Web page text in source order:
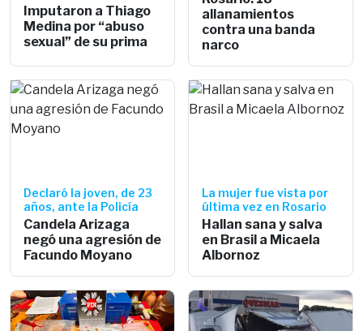
Imputaron a Thiago
Medina por “abuso
sexual” de su prima
allanamientos
contra una banda
narco
Declaró la joven, de 23
años, ante la Policía
Candela Arizaga
negó una agresión de
Facundo Moyano
La mujer fue vista por
última vez en Rosario
Hallan sana y salva
en Brasil a Micaela
Albornoz